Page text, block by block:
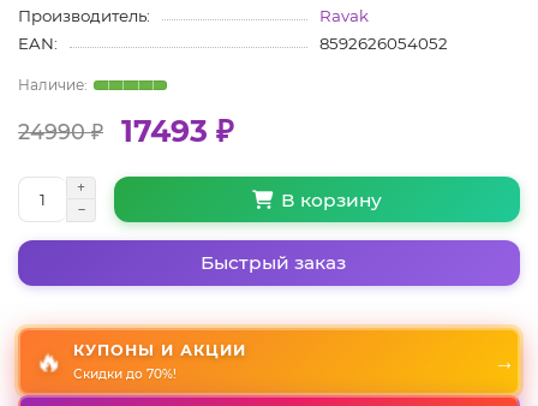
Производитель:
Ravak
EAN:
8592626054052
24990 ₽ 17493 ₽
В корзину
Быстрый заказ
🔥 КУПОНЫ И АКЦИИ
Скидки до 70%!
→